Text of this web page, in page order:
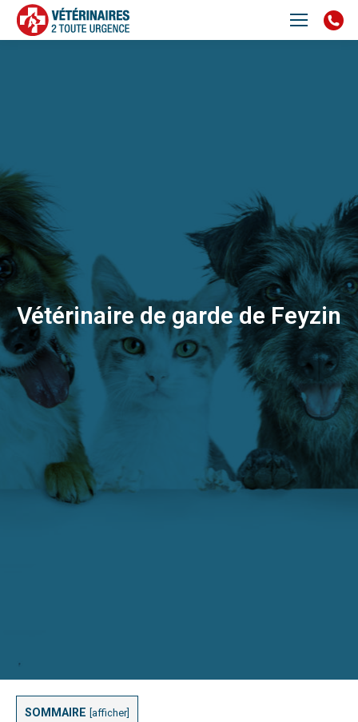
SOMMAIRE afficher
Vétérinaire de garde de Feyzin